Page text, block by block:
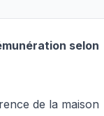
selon
de la maison